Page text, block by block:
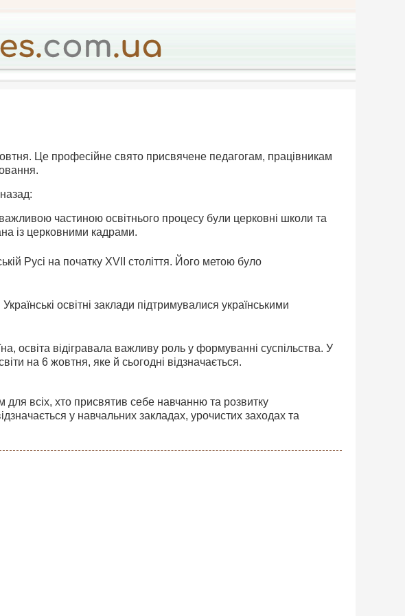
Це професійне свято присвячене педагогам, працівникам
частиною освітнього процесу були церковні школи та
із церковними кадрами.
Русі на початку XVII століття. Його метою було
Українські освітні заклади підтримувалися українськими
освіта відігравала важливу роль у формуванні суспільства. У
на 6 жовтня, яке й сьогодні відзначається.
для всіх, хто присвятив себе навчанню та розвитку
у навчальних закладах, урочистих заходах та